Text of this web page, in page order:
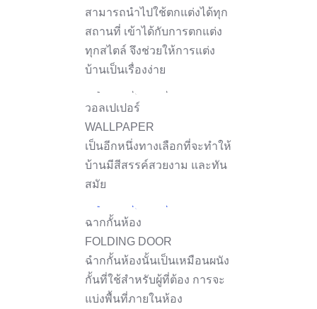
สามารถนำไปใช้ตกแต่งได้ทุก
สถานที่ เข้าได้กับการตกแต่ง
ทุกสไตล์ จึงช่วยให้การแต่ง
บ้านเป็นเรื่องง่าย
วอลเปเปอร์
WALLPAPER
เป็นอีกหนึ่งทางเลือกที่จะทำให้
บ้านมีสีสรรค์สวยงาม และทัน
สมัย
ฉากกั้นห้อง
FOLDING DOOR
ฉำกกั้นห้องนั้นเป็นเหมือนผนัง
กั้นที่ใช้สำหรับผู้ที่ต้อง การจะ
แบ่งพื้นที่ภายในห้อง